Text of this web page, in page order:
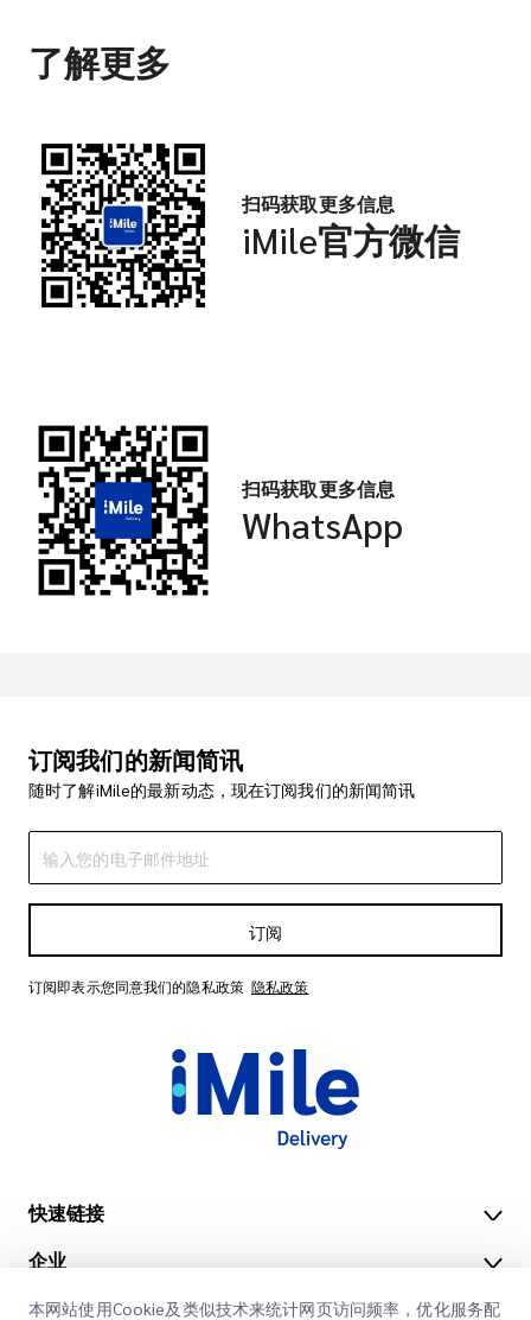
了解更多
扫码获取更多信息
iMile官方微信
扫码获取更多信息
WhatsApp
订阅我们的新闻简讯
随时了解iMile的最新动态，现在订阅我们的新闻简讯
订阅
订阅即表示您同意我们的隐私政策 隐私政策
快速链接
办公地点
企业
我们的服务
本网站使用Cookie及类似技术来统计网页访问频率，优化服务配